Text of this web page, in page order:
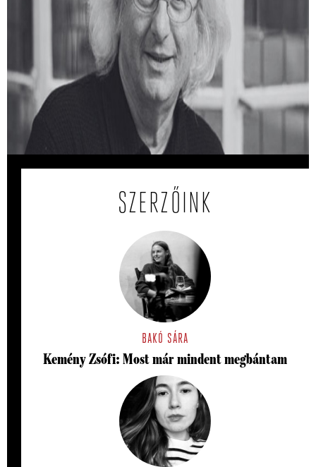
Várszegi Asztrik: Találkozásaim
Esterházy Péterrel
Milyen kapcsolata volt Esterházy Péternek a vallással?
Várszegi Asztrik visszaemlékezése.
SZERZŐINK
BAKÓ SÁRA
Kemény Zsófi: Most már mindent megbántam